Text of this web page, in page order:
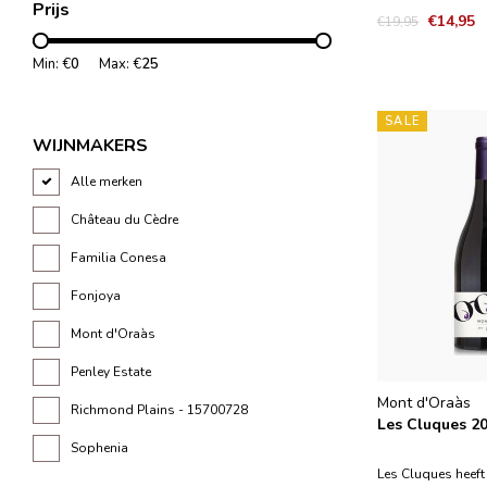
Prijs
Min: €0 Max: €25
WIJNMAKERS
Alle merken
Château du Cèdre
Familia Conesa
Fonjoya
Mont d'Oraàs
Penley Estate
Richmond Plains - 15700728
Sophenia
vage roze
citroensc
€19,95 €14,95
SALE
Mont d'Oraàs
Les Cluques
Les Cluques